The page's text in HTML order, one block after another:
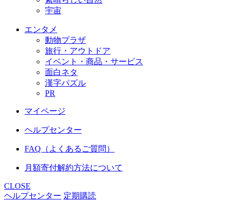
宇宙
エンタメ
動物プラザ
旅行・アウトドア
イベント・商品・サービス
面白ネタ
漢字パズル
PR
マイページ
ヘルプセンター
FAQ（よくあるご質問）
月額寄付解約方法について
CLOSE
ヘルプセンター 定期購読